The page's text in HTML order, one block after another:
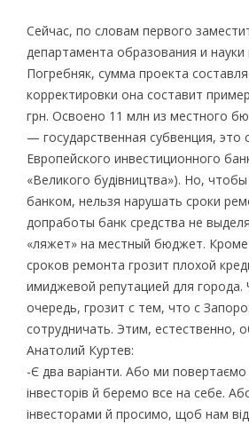
Сейчас, по словам первого
департамента образования и
Погребняк, сумма проекта
корректировки она составит
грн. Освоено 11 млн из местного
— государственная субвенция, это
Европейского инвестиционного
«Великого будівництва»). Но,
банком, нельзя нарушать сроки
допработы банк средства не
«ляжет» на местный бюджет.
сроков ремонта грозит плохой
имиджевой репутацией для города.
очередь, грозит с тем, что с
сотрудничать. Этим, естественно,
Анатолий Куртев:
-Є два варіанти. Або ми
інвесторів й беремо все на себе.
інвесторами й просимо, щоб нам